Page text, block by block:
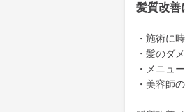
髪質改善
・施術に
・髪のダ
・メニュ
・美容師